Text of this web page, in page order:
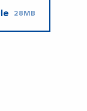
28MB